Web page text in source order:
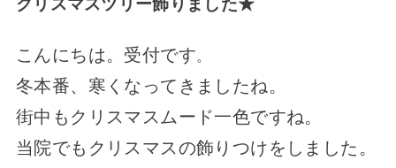
こんにちは。受付です。
冬本番、寒くなってきましたね。
街中もクリスマスムード一色ですね。
当院でもクリスマスの飾りつけをしました。